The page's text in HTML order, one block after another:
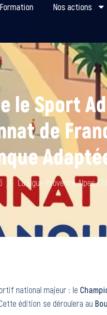
Formation Nos actions
le Sport
de
La Ligue Provence-Alpes-
national majeur : le
édition se déroulera au